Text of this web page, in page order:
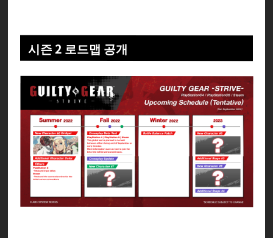
시즌 2 로드맵 공개